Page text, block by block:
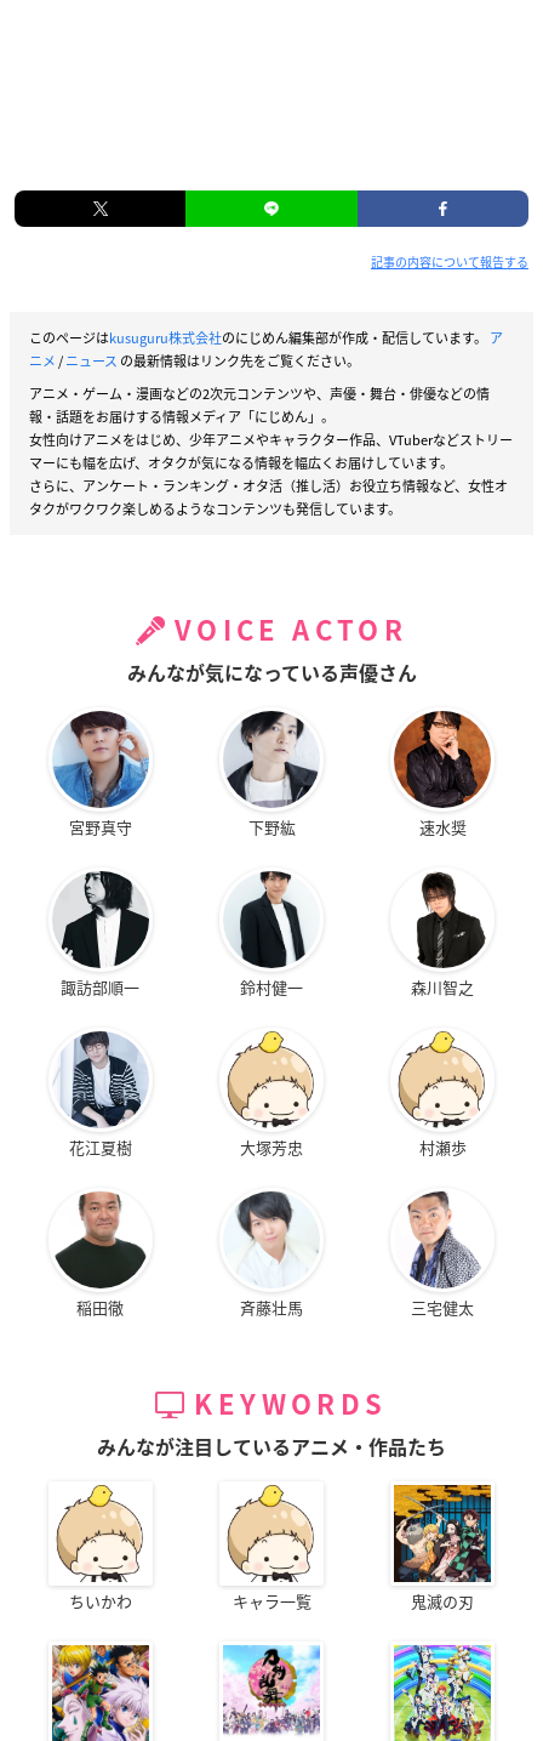
記事の内容について報告する
このページはkusuguru株式会社のにじめん編集部が作成・配信しています。 ア
ニメ/ニュース の最新情報はリンク先をご覧ください。
アニメ・ゲーム・漫画などの2次元コンテンツや、声優・舞台・俳優などの情
報・話題をお届けする情報メディア「にじめん」。
女性向けアニメをはじめ、少年アニメやキャラクター作品、VTuberなどストリー
マーにも幅を広げ、オタクが気になる情報を幅広くお届けしています。
さらに、アンケート・ランキング・オタ活（推し活）お役立ち情報など、女性オ
タクがワクワク楽しめるようなコンテンツも発信しています。
VOICE ACTOR
みんなが気になっている声優さん
宮野真守 下野紘 速水奨
諏訪部順一 鈴村健一 森川智之
花江夏樹 大塚芳忠 村瀬歩
稲田徹 斉藤壮馬 三宅健太
KEYWORDS
みんなが注目しているアニメ・作品たち
ちいかわ キャラ一覧 鬼滅の刃